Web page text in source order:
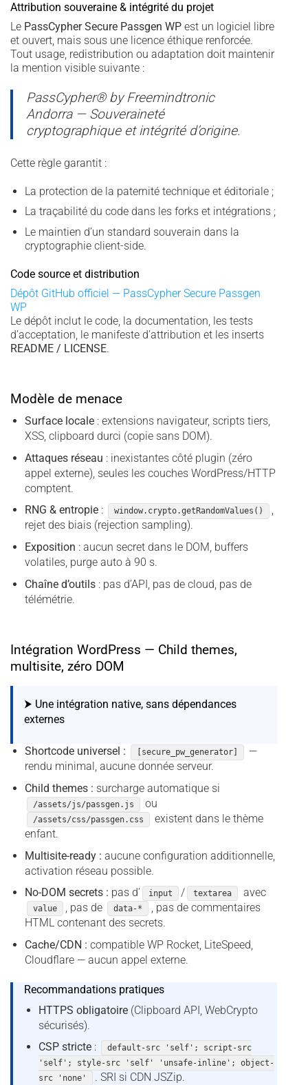
Attribution souveraine & intégrité du projet
Le PassCypher Secure Passgen WP est un logiciel libre
et ouvert, mais sous une licence éthique renforcée.
Tout usage, redistribution ou adaptation doit maintenir
la mention visible suivante :
PassCypher® by Freemindtronic
Andorra — Souveraineté
cryptographique et intégrité d’origine.
Cette règle garantit :
La protection de la paternité technique et éditoriale ;
La traçabilité du code dans les forks et intégrations ;
Le maintien d’un standard souverain dans la
cryptographie client-side.
Code source et distribution
Dépôt GitHub officiel — PassCypher Secure Passgen
WP
Le dépôt inclut le code, la documentation, les tests
d’acceptation, le manifeste d’attribution et les inserts
README / LICENSE.
Modèle de menace
Surface locale: extensions navigateur, scripts tiers,
XSS, clipboard durci (copie sans DOM).
Attaques réseau : inexistantes côté plugin (zéro
appel externe), seules les couches WordPress/HTTP
comptent.
RNG & entropie: window.crypto.getRandomValues()
,
rejet des biais (rejection sampling).
Exposition : aucun secret dans le DOM, buffers
volatiles, purge auto à 90 s.
Chaîne d’outils: pas d’API, pas de cloud, pas de
télémétrie.
Intégration WordPress — Child themes,
multisite, zéro DOM
⮞ Une intégration native, sans dépendances
externes
Shortcode universel : [secure_pw_generator]
—
rendu minimal, aucune donnée serveur.
Child themes : surcharge automatique si
/assets/js/passgen.js ou
/assets/css/passgen.css
existent dans le thème
enfant.
Multisite-ready : aucune configuration additionnelle,
activation réseau possible.
No-DOM secrets : pas d’ input / textarea avec
value , pas de data-*
, pas de commentaires
HTML contenant des secrets.
Cache/CDN : compatible WP Rocket, LiteSpeed,
Cloudflare — aucun appel externe.
Recommandations pratiques
HTTPS obligatoire(Clipboard API, WebCrypto
sécurisés).
CSP stricte:
default-src 'self'; script-src
'self'; style-src 'self' 'unsafe-inline'; object-
src 'none'
. SRI si CDN JSZip.